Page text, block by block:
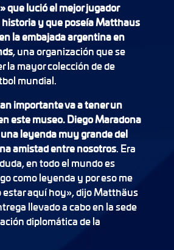
que lució el mejor jugador
y que poseía Matthaus
la embajada argentina en
, una organización que se
la mayor colección de de
mundial.
importante va a tener un
este museo. Diego Maradona
leyenda muy grande del
amistad entre nosotros. Era
en todo el mundo es
como leyenda y por eso me
estar aquí hoy», dijo Matthäus
llevado a cabo en la sede
diplomática de la